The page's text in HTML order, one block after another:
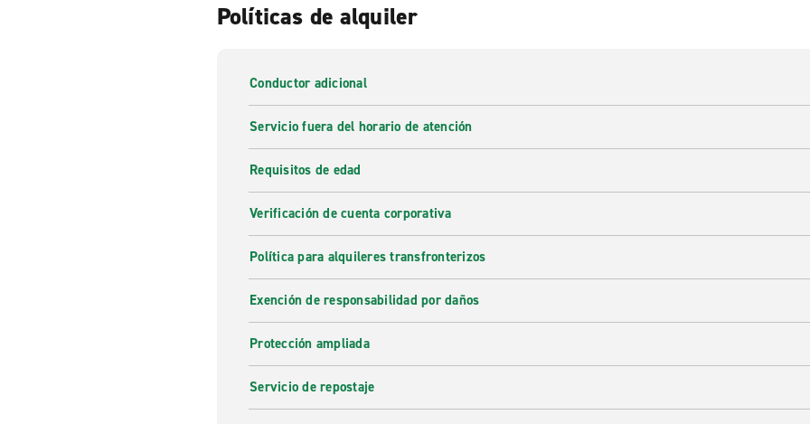
Políticas de alquiler
Conductor adicional
Servicio fuera del horario de atención
Requisitos de edad
Verificación de cuenta corporativa
Política para alquileres transfronterizos
Exención de responsabilidad por daños
Protección ampliada
Servicio de repostaje